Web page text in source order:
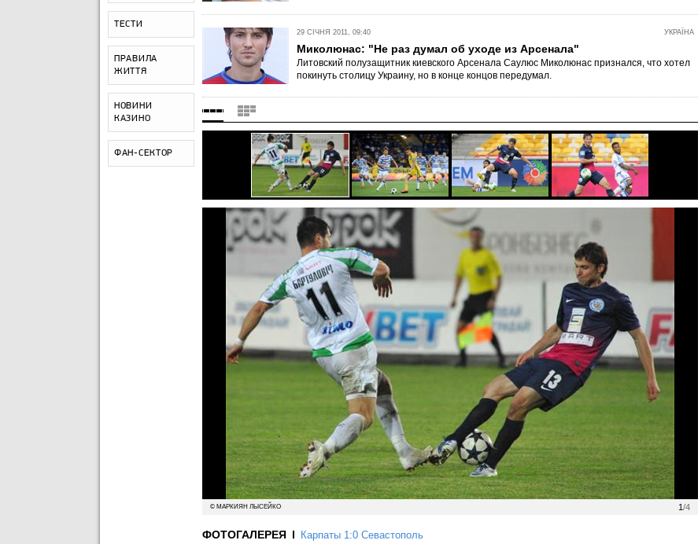
ТЕСТИ
ПРАВИЛА
ЖИТТЯ
НОВИНИ
КАЗИНО
ФАН-СЕКТОР
УКРАЇНА
29 СІЧНЯ 2011, 09:40
Миколюнас: "Не раз думал об уходе из Арсенала"
Литовский полузащитник киевского Арсенала Саулюс Миколюнас признался, что хотел
покинуть столицу Украину, но в конце концов передумал.
1/4
© МАРКИЯН ЛЫСЕЙКО
ФОТОГАЛЕРЕЯ Карпаты 1:0 Севастополь